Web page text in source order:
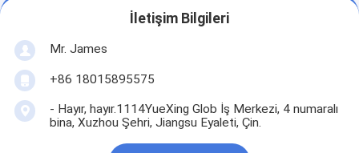
İletişim Bilgileri
Mr. James
+86 18015895575
- Hayır, hayır.1114YueXing Glob İş Merkezi, 4 numaralı
bina, Xuzhou Şehri, Jiangsu Eyaleti, Çin.